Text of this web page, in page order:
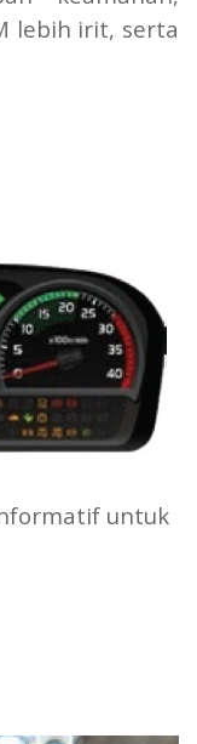
lebih irit, serta
untuk